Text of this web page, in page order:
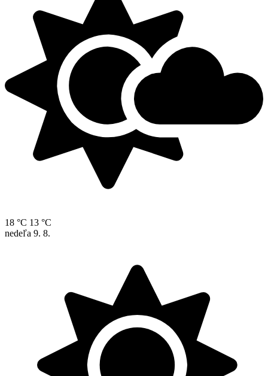
18 °C 13 °C
nedeľa 9. 8.